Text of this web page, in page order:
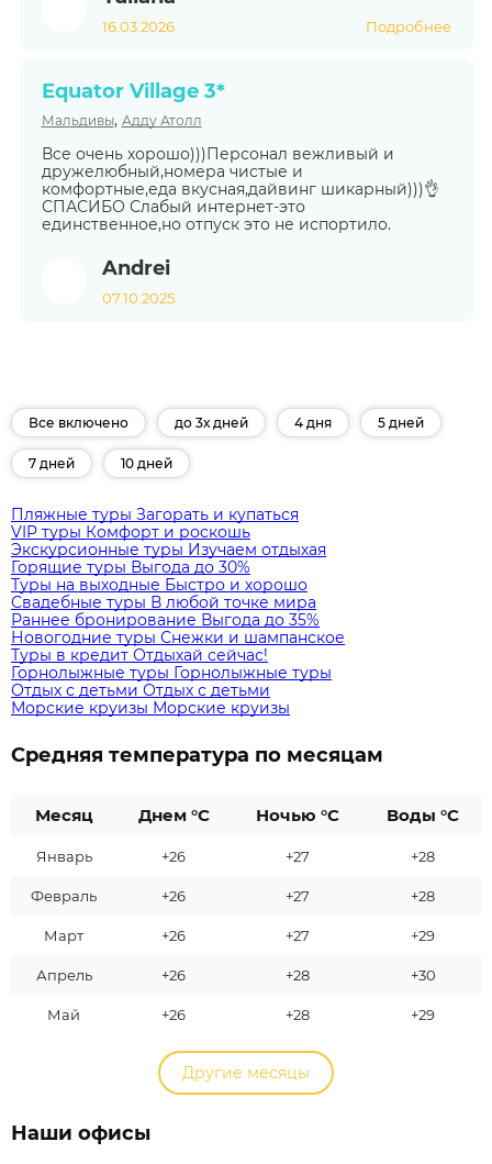
16.03.2026 Подробнее
Equator Village 3*
Мальдивы, Адду Атолл
Все очень хорошо)))Персонал вежливый и
дружелюбный,номера чистые и
комфортные,еда вкусная,дайвинг шикарный)))👌
СПАСИБО Слабый интернет-это
единственное,но отпуск это не испортило.
Andrei
07.10.2025
Все включено до 3х дней 4 дня 5 дней
7 дней 10 дней
Пляжные туры Загорать и купаться
VIP туры Комфорт и роскошь
Экскурсионные туры Изучаем отдыхая
Горящие туры Выгода до 30%
Туры на выходные Быстро и хорошо
Свадебные туры В любой точке мира
Раннее бронирование Выгода до 35%
Новогодние туры Снежки и шампанское
Туры в кредит Отдыхай сейчас!
Горнолыжные туры Горнолыжные туры
Отдых с детьми Отдых с детьми
Морские круизы Морские круизы
Средняя температура по месяцам
Месяц Днем °C Ночью °C Воды °C
Январь +26 +27 +28
Февраль +26 +27 +28
Март +26 +27 +29
Апрель +26 +28 +30
Май +26 +28 +29
Другие месяцы
Наши офисы